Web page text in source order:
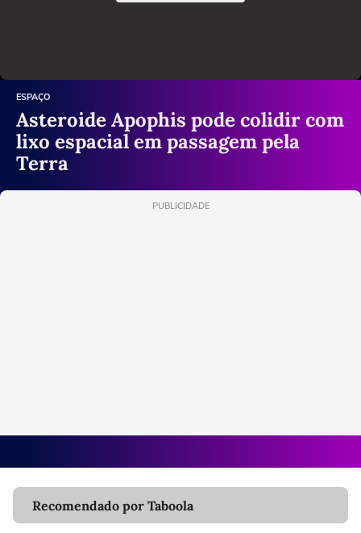
ESPAÇO
Asteroide Apophis pode colidir com
lixo espacial em passagem pela
Terra
PUBLICIDADE
Recomendado por Taboola